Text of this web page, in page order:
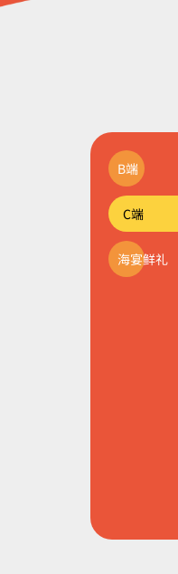
B端
C端
海宴鲜礼